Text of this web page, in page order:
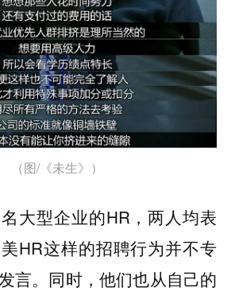
（图/《未生》）
大型企业的HR，两人均表
HR这样的招聘行为并不专
言。同时，他们也从自己的